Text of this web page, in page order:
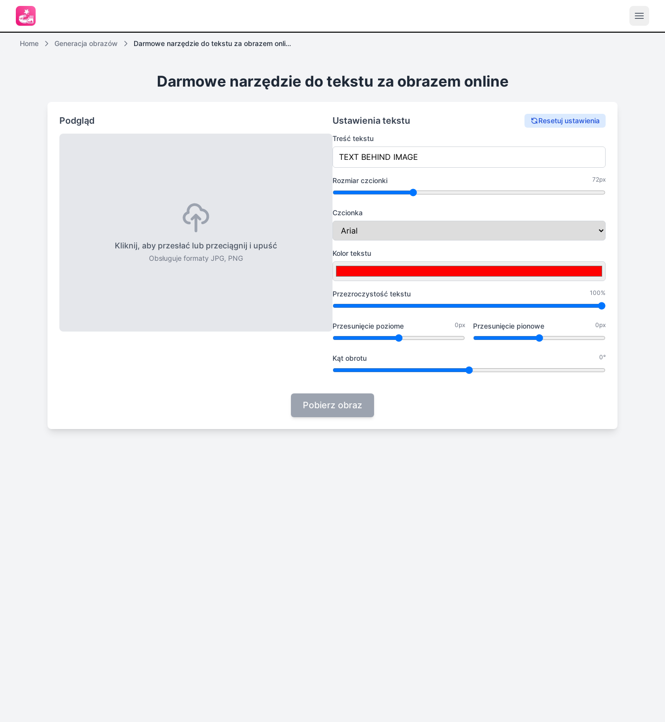
Home Generacja obrazów Darmowe narzędzie do tekstu za obrazem online
Darmowe narzędzie do tekstu za obrazem online
Podgląd
Kliknij, aby przesłać lub przeciągnij i upuść
Obsługuje formaty JPG, PNG
Ustawienia tekstu Resetuj ustawienia
Treść tekstu
Rozmiar czcionki 72px
Czcionka
Kolor tekstu
Przezroczystość tekstu 100%
Przesunięcie poziome 0px Przesunięcie pionowe 0px
Kąt obrotu 0°
Pobierz obraz